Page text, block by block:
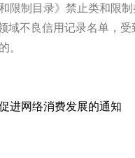
制目录》禁止类和限制
域不良信用记录名单，受
。
进网络消费发展的通知